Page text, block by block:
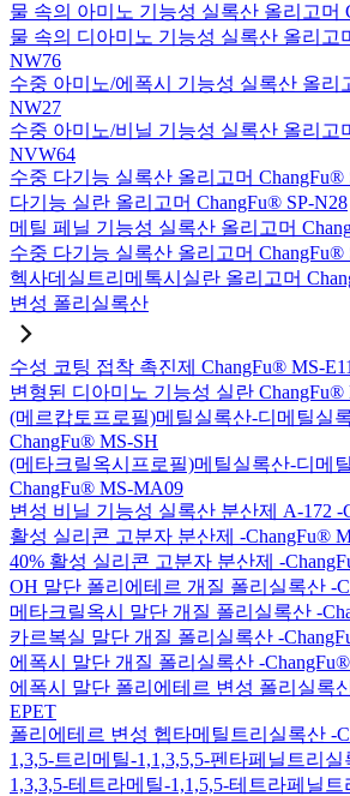
물 속의 아미노 기능성 실록산 올리고머
물 속의 디아미노 기능성 실록산 올리고
NW76
수중 아미노/에폭시 기능성 실록산 올리
NW27
수중 아미노/비닐 기능성 실록산 올리고
NVW64
수중 다기능 실록산 올리고머 ChangFu®
다기능 실란 올리고머 ChangFu® SP-N28
메틸 페닐 기능성 실록산 올리고머
수중 다기능 실록산 올리고머 ChangFu®
헥사데실트리메톡시실란 올리고머
변성 폴리실록산
수성 코팅 접착 촉진제 ChangFu® MS-E11
변형된 디아미노 기능성 실란 ChangFu®
(메르캅토프로필)메틸실록산-디메틸실
ChangFu® MS-SH
(메타크릴옥시프로필)메틸실록산-디메
ChangFu® MS-MA09
변성 비닐 기능성 실록산 분산제 A-172 -
활성 실리콘 고분자 분산제 -ChangFu®
40% 활성 실리콘 고분자 분산제 -
OH 말단 폴리에테르 개질 폴리실록산 -
메타크릴옥시 말단 개질 폴리실록산 -
카르복실 말단 개질 폴리실록산 -
에폭시 말단 개질 폴리실록산 -
에폭시 말단 폴리에테르 변성 폴리실록
EPET
폴리에테르 변성 헵타메틸트리실록산 -
1,3,5-트리메틸-1,1,3,5,5-펜타페닐트리실
1,3,3,5-테트라메틸-1,1,5,5-테트라페닐